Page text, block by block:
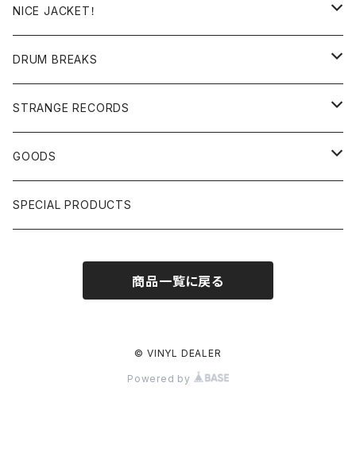
日本語ラップ
JAPANESE DJ
MIXTAPE
LP(+ OBI)
7"/12"
NICE JACKET！
DONUTS 45
GIRLS
HIPHOP CLASSIC GALLERY
日本語ラップ CLASSIC GALLERY
DRUM BREAKS
US/UK/OTHERS
JAPANESE
STRANGE RECORDS
DRUM DRUM DRUM/KARAOKE
パチソン/AUDIO CHECK/LIBRARY
GOODS
BOOK
SPECIAL PRODUCTS
商品一覧に戻る
© VINYL DEALER
Powered by